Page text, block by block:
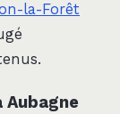
la-Forêt
Aubagne